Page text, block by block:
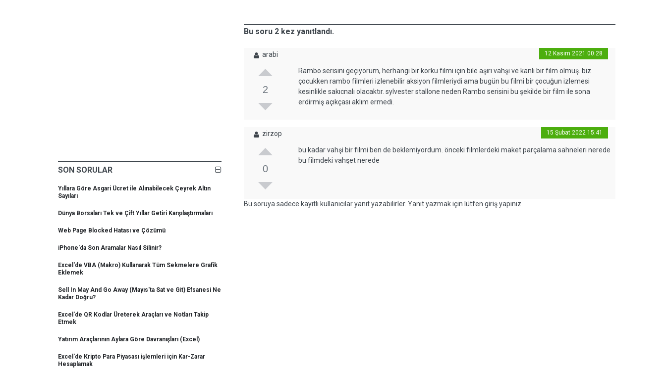
SON SORULAR
Yıllara Göre Asgari Ücret ile Alınabilecek Çeyrek Altın
Sayıları
Dünya Borsaları Tek ve Çift Yıllar Getiri Karşılaştırmaları
Web Page Blocked Hatası ve Çözümü
iPhone'da Son Aramalar Nasıl Silinir?
Excel'de VBA (Makro) Kullanarak Tüm Sekmelere Grafik
Eklemek
Sell In May And Go Away (Mayıs'ta Sat ve Git) Efsanesi Ne
Kadar Doğru?
Excel'de QR Kodlar Üreterek Araçları ve Notları Takip
Etmek
Yatırım Araçlarının Aylara Göre Davranışları (Excel)
Excel'de Kripto Para Piyasası işlemleri için Kar-Zarar
Hesaplamak
Bu soru 2 kez yanıtlandı.
arabi 12 Kasım 2021 00:28
2
Rambo serisini geçiyorum, herhangi bir korku filmi için bile aşırı vahşi ve kanlı bir film olmuş. biz
çocukken rambo filmleri izlenebilir aksiyon filmleriydi ama bugün bu filmi bir çocuğun izlemesi
kesinlikle sakıcnalı olacaktır. sylvester stallone neden Rambo serisini bu şekilde bir film ile sona
erdirmiş açıkçası aklım ermedi.
zirzop 15 Şubat 2022 15:41
0
bu kadar vahşi bir filmi ben de beklemiyordum. önceki filmlerdeki maket parçalama sahneleri nerede
bu filmdeki vahşet nerede
Bu soruya sadece kayıtlı kullanıcılar yanıt yazabilirler. Yanıt yazmak için lütfen giriş yapınız.